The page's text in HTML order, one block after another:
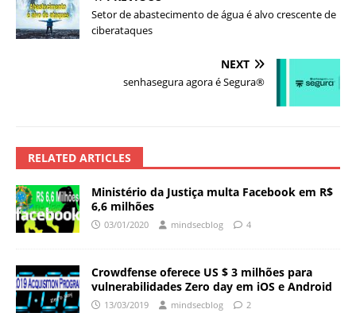
Setor de abastecimento de água é alvo crescente de
ciberataques
NEXT
senhasegura agora é Segura®
RELATED ARTICLES
Ministério da Justiça multa Facebook em R$
6,6 milhões
03/01/2020 mindsecblog 4
Crowdfense oferece US $ 3 milhões para
vulnerabilidades Zero day em iOS e Android
13/03/2019 mindsecblog 2